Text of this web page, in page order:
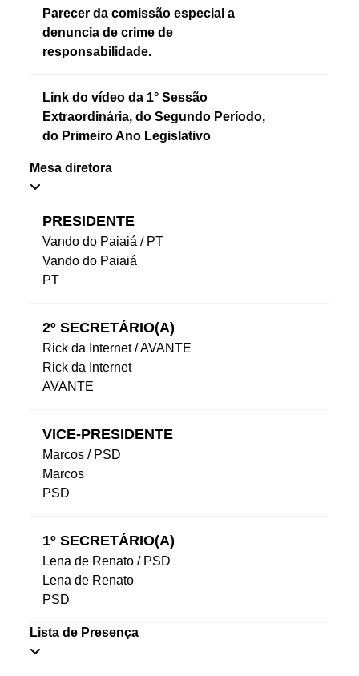
Ligue para nós
75 3245-1448
Ou seja atendido presencialmente
Segunda a sexta-feira, das 08:00 às 12:00 e das 14:00 às
17:00 horas.
44190-000
Outros meios de contato
Ouvidoria
Parecer da comissão especial a
denuncia de crime de
responsabilidade.
Link do vídeo da 1° Sessão
Extraordinária, do Segundo Período,
do Primeiro Ano Legislativo
Mesa diretora
PRESIDENTE
Vando do Paiaiá / PT
Vando do Paiaiá
PT
2º SECRETÁRIO(A)
Rick da Internet / AVANTE
Rick da Internet
AVANTE
VICE-PRESIDENTE
Marcos / PSD
Marcos
PSD
1º SECRETÁRIO(A)
Lena de Renato / PSD
Lena de Renato
PSD
Lista de Presença